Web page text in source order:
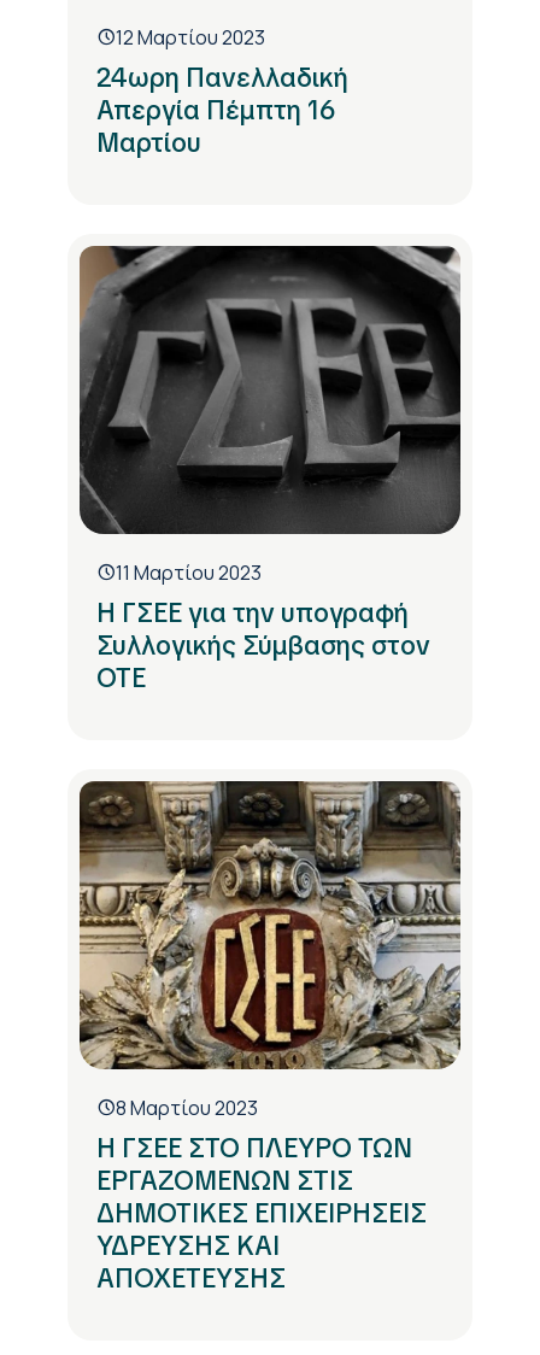
12 Μαρτίου 2023
24ωρη Πανελλαδική
Απεργία Πέμπτη 16
Μαρτίου
11 Μαρτίου 2023
Η ΓΣΕΕ για την υπογραφή
Συλλογικής Σύμβασης στον
ΟΤΕ
8 Μαρτίου 2023
Η ΓΣΕΕ ΣΤΟ ΠΛΕΥΡΟ ΤΩΝ
ΕΡΓΑΖΟΜΕΝΩΝ ΣΤΙΣ
ΔΗΜΟΤΙΚΕΣ ΕΠΙΧΕΙΡΗΣΕΙΣ
ΥΔΡΕΥΣΗΣ ΚΑΙ
ΑΠΟΧΕΤΕΥΣΗΣ